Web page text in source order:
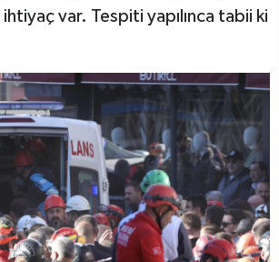
var. Tespiti yapılınca tabii ki